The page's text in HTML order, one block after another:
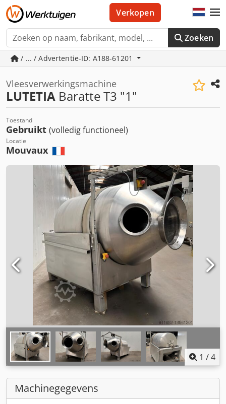
Zoeken
Verkopen
/ ... / Advertentie-ID: A188-61201
Vleesverwerkingsmachine
LUTETIA Baratte T3 "1"
Toestand
Gebruikt (volledig functioneel)
Locatie
Mouvaux
1 /4
Machinegegevens